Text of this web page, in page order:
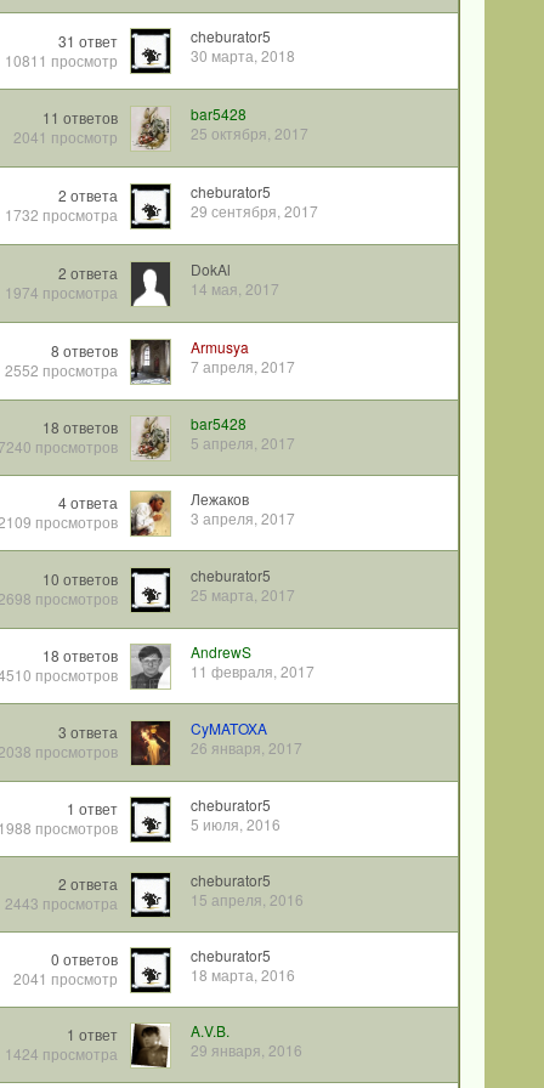
31 ответ
10811 просмотр
cheburator5
30 марта, 2018
11 ответов
2041 просмотр
bar5428
25 октября, 2017
2 ответа
1732 просмотра
cheburator5
29 сентября, 2017
2 ответа
1974 просмотра
DokAl
14 мая, 2017
8 ответов
2552 просмотра
Armusya
7 апреля, 2017
18 ответов
просмотров
bar5428
5 апреля, 2017
4 ответа
просмотров
Лежаков
3 апреля, 2017
10 ответов
просмотров
cheburator5
25 марта, 2017
18 ответов
просмотров
AndrewS
11 февраля, 2017
3 ответа
просмотров
CyMATOXA
26 января, 2017
1 ответ
просмотров
cheburator5
5 июля, 2016
2 ответа
2443 просмотра
cheburator5
15 апреля, 2016
0 ответов
2041 просмотр
cheburator5
18 марта, 2016
1 ответ
1424 просмотра
A.V.B.
29 января, 2016